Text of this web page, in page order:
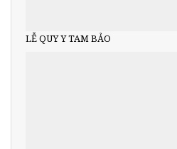
LỄ QUY Y TAM BẢO